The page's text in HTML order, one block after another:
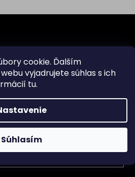
cookie. Ďalším
vyjadrujete súhlas s ich
tu.
Súhlasím
budeme zasielať informácie
spodmienkami ochrany